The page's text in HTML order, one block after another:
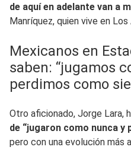
de aquí en adelante van a
Manríquez, quien vive en
Mexicanos en
saben: “jugamos
perdimos como
Otro aficionado, Jorge Lara,
de “jugaron como nunca y
pero con una evolución más